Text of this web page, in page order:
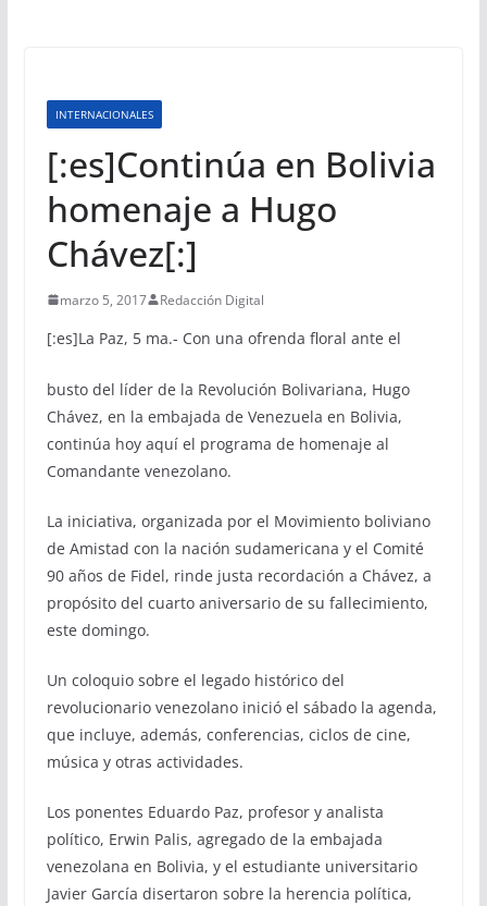
INTERNACIONALES
[:es]Continúa en Bolivia
homenaje a Hugo
Chávez[:]
marzo 5, 2017 Redacción Digital
[:es]La Paz, 5 ma.- Con una ofrenda floral ante el
busto del líder de la Revolución Bolivariana, Hugo
Chávez, en la embajada de Venezuela en Bolivia,
continúa hoy aquí el programa de homenaje al
Comandante venezolano.
La iniciativa, organizada por el Movimiento boliviano
de Amistad con la nación sudamericana y el Comité
90 años de Fidel, rinde justa recordación a Chávez, a
propósito del cuarto aniversario de su fallecimiento,
este domingo.
Un coloquio sobre el legado histórico del
revolucionario venezolano inició el sábado la agenda,
que incluye, además, conferencias, ciclos de cine,
música y otras actividades.
Los ponentes Eduardo Paz, profesor y analista
político, Erwin Palis, agregado de la embajada
venezolana en Bolivia, y el estudiante universitario
Javier García disertaron sobre la herencia política,